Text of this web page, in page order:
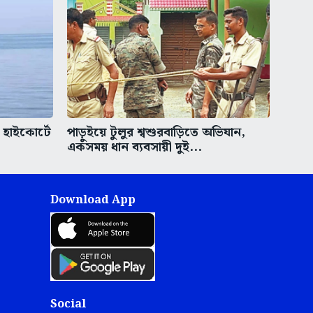
পাড়ুইয়ে টুলুর শ্বশুরবাড়িতে অভিযান,
একসময় ধান ব্যবসায়ী দুই...
Download App
Social